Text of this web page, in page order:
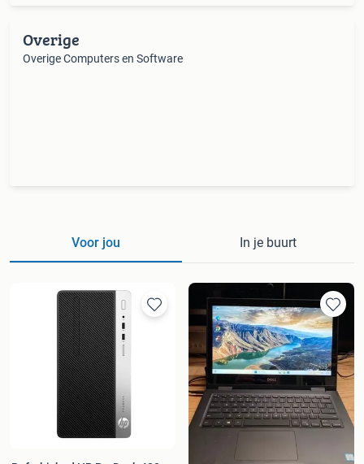
Overige
Overige Computers en Software
Voor jou In je buurt